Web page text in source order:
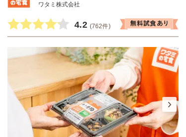
ワタミ株式会社
4.2 (762件)